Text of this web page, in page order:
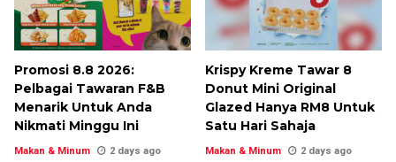
Promosi 8.8 2026:
Pelbagai Tawaran F&B
Menarik Untuk Anda
Nikmati Minggu Ini
Makan & Minum 2 days ago
Krispy Kreme Tawar 8
Donut Mini Original
Glazed Hanya RM8 Untuk
Satu Hari Sahaja
Makan & Minum 2 days ago